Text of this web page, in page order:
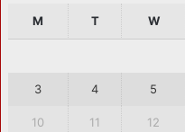
M T W
3 4 5
10 11 12